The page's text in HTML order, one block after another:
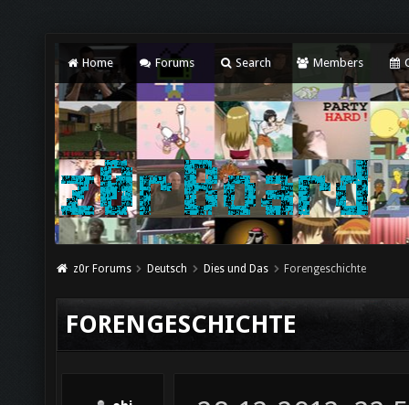
Home Forums Search Members
z0r Forums Deutsch Dies und Das Forengeschichte
FORENGESCHICHTE